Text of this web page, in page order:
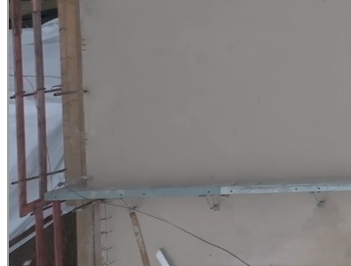
Immobilien